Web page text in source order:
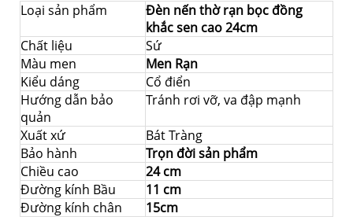
Loại sản phẩm
Đèn nến thờ rạn bọc đồng
khắc sen cao 24cm
Chất liệu
Sứ
Màu men
Men Rạn
Kiểu dáng
Cổ điển
Hướng dẫn bảo
quản
Tránh rơi vỡ, va đập mạnh
Xuất xứ
Bát Tràng
Bảo hành
Trọn đời sản phẩm
Chiều cao
24 cm
Đường kính Bầu
11 cm
Đường kính chân
15cm